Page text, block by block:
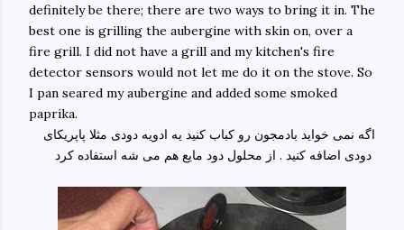
definitely be there; there are two ways to bring it in. The
best one is grilling the aubergine with skin on, over a
fire grill. I did not have a grill and my kitchen's fire
detector sensors would not let me do it on the stove. So
I pan seared my aubergine and added some smoked
paprika.
اگه نمی خواید بادمجون رو کباب کنید یه ادویه دودی مثلا پاپریکای